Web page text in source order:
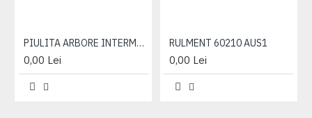
PIULITA ARBORE INTERMEDIAR 50-1701181
0,00 Lei
RULMENT 60210 AUS1
0,00 Lei